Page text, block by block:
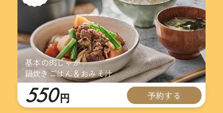
基本の肉じゃが
鍋炊きごはん＆おみそ汁
550 円 予約する